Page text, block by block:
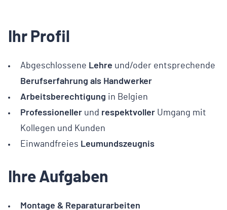
Ihr Profil
Abgeschlossene Lehre und/oder entsprechende
Berufserfahrung als Handwerker
Arbeitsberechtigung in Belgien
Professioneller und respektvoller Umgang mit
Kollegen und Kunden
Einwandfreies Leumundszeugnis
Ihre Aufgaben
Montage & Reparaturarbeiten